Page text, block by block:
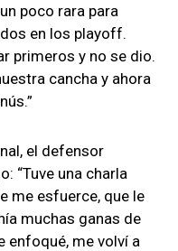
poco rara para
en los playoff.
primeros y no se dio.
cancha y ahora
el defensor
“Tuve una charla
me esfuerce, que le
muchas ganas de
enfoqué, me volví a